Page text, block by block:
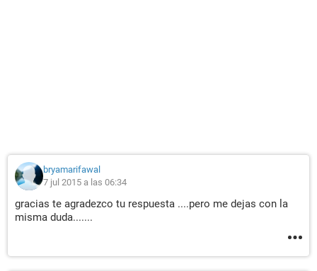
bryamarifawal
7 jul 2015 a las 06:34
gracias te agradezco tu respuesta ....pero me dejas con la
misma duda.......